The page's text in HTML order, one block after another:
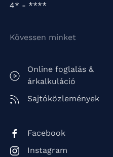
4* - ****
Kövessen minket
Online foglalás &
árkalkuláció
Sajtóközlemények
Facebook
Instagram